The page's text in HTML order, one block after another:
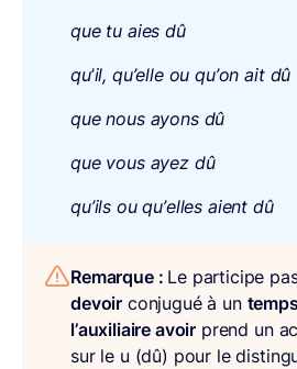
que tu aies dû
qu’il, qu’elle ou qu’on ait dû
que nous ayons dû
que vous ayez dû
qu’ils ou qu’elles aient dû
Remarque : Le participe
devoir conjugué à un
l’auxiliaire avoir prend un
sur le u (dû) pour le